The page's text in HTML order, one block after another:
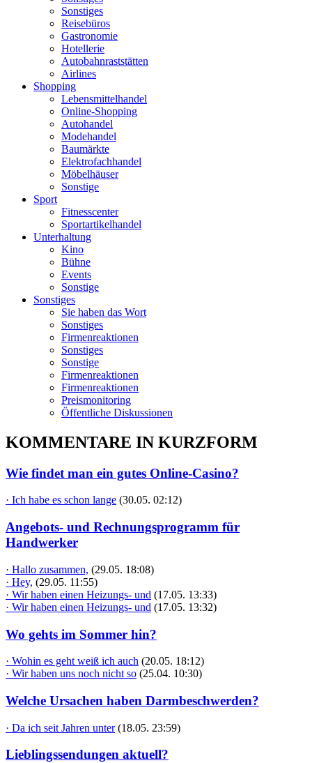
Sonstiges
Reisebüros
Gastronomie
Hotellerie
Autobahnraststätten
Airlines
Shopping
Lebensmittelhandel
Online-Shopping
Autohandel
Modehandel
Baumärkte
Elektrofachhandel
Möbelhäuser
Sonstige
Sport
Fitnesscenter
Sportartikelhandel
Unterhaltung
Kino
Bühne
Events
Sonstige
Sonstiges
Sie haben das Wort
Sonstiges
Firmenreaktionen
Sonstiges
Sonstige
Firmenreaktionen
Firmenreaktionen
Preismonitoring
Öffentliche Diskussionen
KOMMENTARE IN KURZFORM
Wie findet man ein gutes Online-Casino?
· Ich habe es schon lange (30.05. 02:12)
Angebots- und Rechnungsprogramm für
Handwerker
· Hallo zusammen, (29.05. 18:08)
· Hey, (29.05. 11:55)
· Wir haben einen Heizungs- und (17.05. 13:33)
· Wir haben einen Heizungs- und (17.05. 13:32)
Wo gehts im Sommer hin?
· Wohin es geht weiß ich auch (20.05. 18:12)
· Wir haben uns noch nicht so (25.04. 10:30)
Welche Ursachen haben Darmbeschwerden?
· Da ich seit Jahren unter (18.05. 23:59)
Lieblingssendungen aktuell?